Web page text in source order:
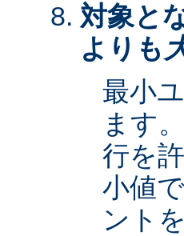
対象と
よりも
最小
ます
行を
小値
ント